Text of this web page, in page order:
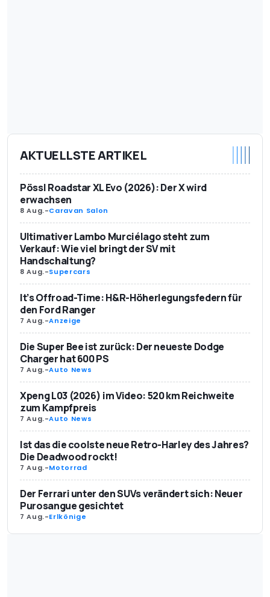
AKTUELLSTE ARTIKEL
Pössl Roadstar XL Evo (2026): Der X wird
erwachsen
8 Aug.-Caravan Salon
Ultimativer Lambo Murciélago steht zum
Verkauf: Wie viel bringt der SV mit
Handschaltung?
8 Aug.-Supercars
It’s Offroad-Time: H&R-Höherlegungsfedern für
den Ford Ranger
7 Aug.-Anzeige
Die Super Bee ist zurück: Der neueste Dodge
Charger hat 600 PS
7 Aug.-Auto News
Xpeng L03 (2026) im Video: 520 km Reichweite
zum Kampfpreis
7 Aug.-Auto News
Ist das die coolste neue Retro-Harley des Jahres?
Die Deadwood rockt!
7 Aug.-Motorrad
Der Ferrari unter den SUVs verändert sich: Neuer
Purosangue gesichtet
7 Aug.-Erlkönige